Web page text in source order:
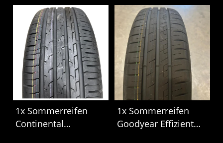
1x Sommerreifen
Continental
1x Sommerreifen
Goodyear Effizient